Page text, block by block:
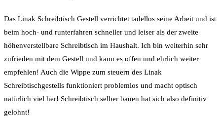
Das Linak Schreibtisch Gestell verrichtet tadellos seine Arbeit und ist
beim hoch- und runterfahren schneller und leiser als der zweite
höhenverstellbare Schreibtisch im Haushalt. Ich bin weiterhin sehr
zufrieden mit dem Gestell und kann es offen und ehrlich weiter
empfehlen! Auch die Wippe zum steuern des Linak
Schreibtischgestells funktioniert problemlos und macht optisch
natürlich viel her! Schreibtisch selber bauen hat sich also definitiv
gelohnt!